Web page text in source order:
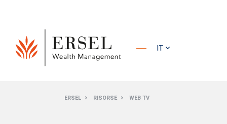
IT
ERSEL RISORSE WEB TV